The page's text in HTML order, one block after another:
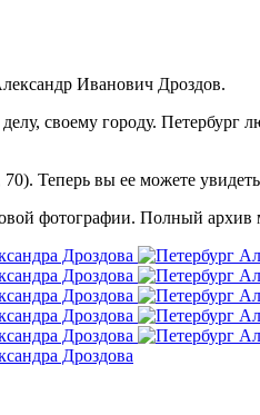
Иванович Дроздов.
своему городу. Петербург
Теперь вы ее можете
фотографии. Полный архив